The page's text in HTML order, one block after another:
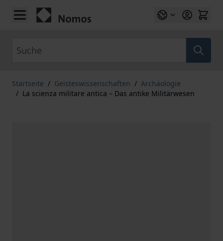
Zum Inhalt springen
Startseite / Geisteswissenschaften / Archäologie
/ La scienza militare antica – Das antike Militärwesen